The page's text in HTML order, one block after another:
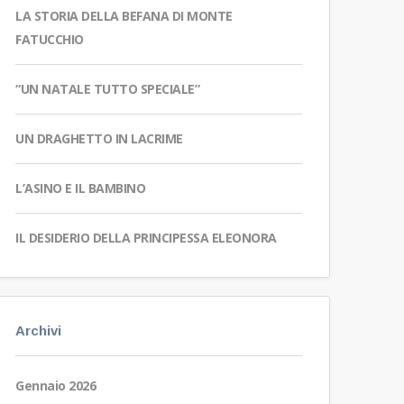
LA STORIA DELLA BEFANA DI MONTE
FATUCCHIO
“UN NATALE TUTTO SPECIALE”
UN DRAGHETTO IN LACRIME
L’ASINO E IL BAMBINO
IL DESIDERIO DELLA PRINCIPESSA ELEONORA
Archivi
Gennaio 2026